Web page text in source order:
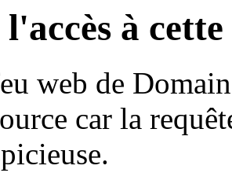
l'accès à
web de
car la